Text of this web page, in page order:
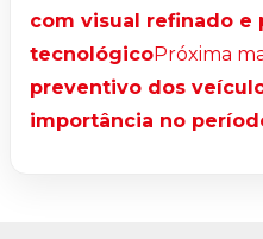
com visual refinado e
tecnológicoPróxima
preventivo dos
importância no